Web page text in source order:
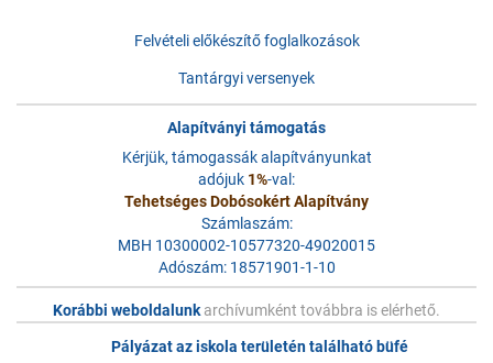
Felvételi előkészítő foglalkozások
Tantárgyi versenyek
Alapítványi támogatás
Kérjük, támogassák alapítványunkat
adójuk 1%-val:
Tehetséges Dobósokért Alapítvány
Számlaszám:
MBH 10300002-10577320-49020015
Adószám: 18571901-1-10
Korábbi weboldalunkarchívumként továbbra is elérhető.
Pályázat az iskola területén található büfé